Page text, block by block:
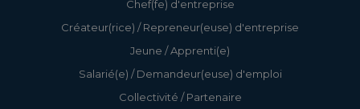
Chef(fe) d'entreprise
Créateur(rice) / Repreneur(euse) d'entreprise
Jeune / Apprenti(e)
Salarié(e) / Demandeur(euse) d'emploi
Collectivité / Partenaire